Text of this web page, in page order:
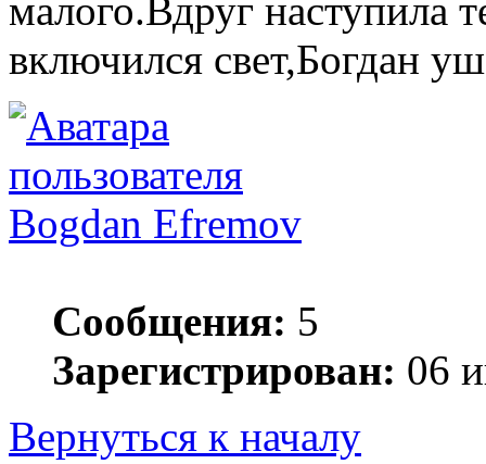
малого.Вдруг наступила
включился свет,Богдан
Bogdan Efremov
Сообщения: 5
Зарегистрирован: 06
Вернуться к началу